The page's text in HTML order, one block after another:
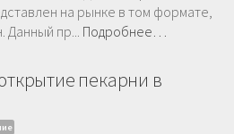
на рынке в том формате,
пр... Подробнее…
пекарни в